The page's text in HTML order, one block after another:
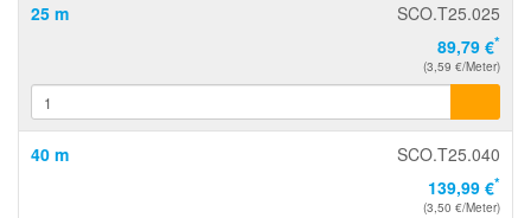
25 m
SCO.T25.025
89,79 €*
(3,59 €/Meter)
40 m
SCO.T25.040
139,99 €*
(3,50 €/Meter)